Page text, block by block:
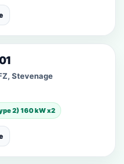
Stevenage
2) 160 kW x2